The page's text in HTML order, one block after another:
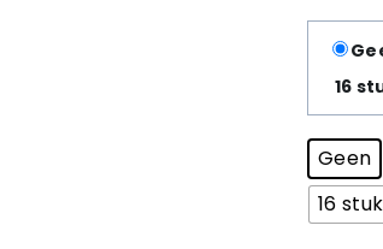
16
Geen
16